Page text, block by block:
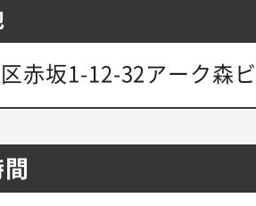
赤坂1-12-32アーク森